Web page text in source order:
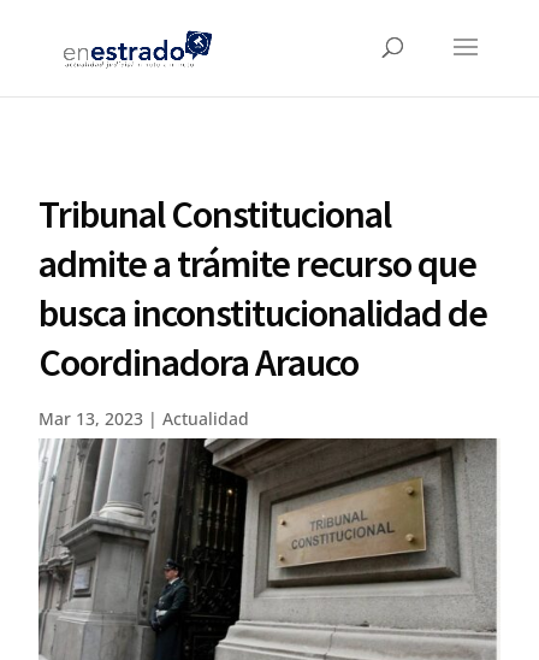
Tribunal Constitucional
admite a trámite recurso que
busca inconstitucionalidad de
Coordinadora Arauco
Mar 13, 2023 |Actualidad